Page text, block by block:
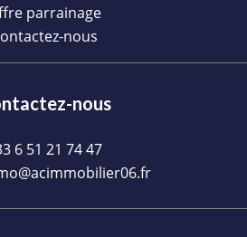
parrainage
nous
nous
6 51 21 74 47